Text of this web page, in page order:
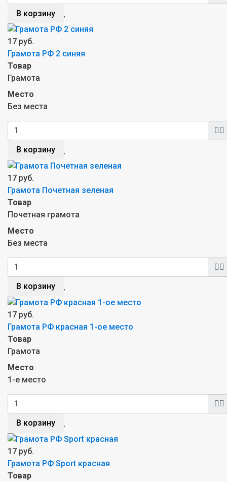
В корзину
17 руб.
Грамота РФ 2 синяя
Товар
Грамота
Место
Без места
В корзину
17 руб.
Грамота Почетная зеленая
Товар
Почетная грамота
Место
Без места
В корзину
17 руб.
Грамота РФ красная 1-ое место
Товар
Грамота
Место
1-е место
В корзину
17 руб.
Грамота РФ Sport красная
Товар